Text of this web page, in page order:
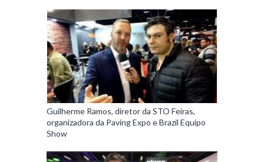
Guilherme Ramos, diretor da STO Feiras,
organizadora da Paving Expo e Brazil Equipo
Show